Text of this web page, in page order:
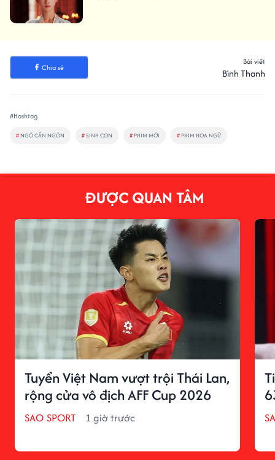
Chia sẻ
Bài viết
Bình Thanh
#Hashtag
# NGÔ CẨN NGÔN #SINH CON # PHIM MỚI # PHIM HOA NGỮ
ĐƯỢC QUAN TÂM
Tuyển Việt Nam vượt trội Thái Lan,
rộng cửa vô địch AFF Cup 2026
SAO SPORT 1 giờ trước